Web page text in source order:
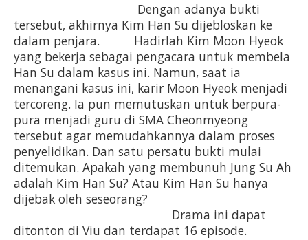
Dengan adanya bukti
tersebut, akhirnya Kim Han Su dijebloskan ke
dalam penjara.          Hadirlah Kim Moon Hyeok
yang bekerja sebagai pengacara untuk membela
Han Su dalam kasus ini. Namun, saat ia
menangani kasus ini, karir Moon Hyeok menjadi
tercoreng. Ia pun memutuskan untuk berpura-
pura menjadi guru di SMA Cheonmyeong
tersebut agar memudahkannya dalam proses
penyelidikan. Dan satu persatu bukti mulai
ditemukan. Apakah yang membunuh Jung Su Ah
adalah Kim Han Su? Atau Kim Han Su hanya
dijebak oleh seseorang?
Drama ini dapat
ditonton di Viu dan terdapat 16 episode.